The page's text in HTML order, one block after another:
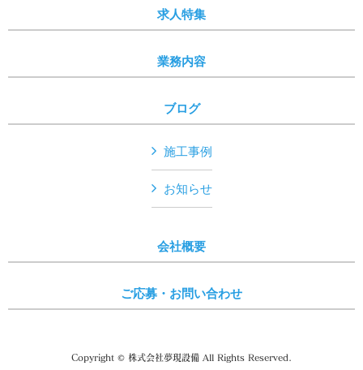
求人特集
業務内容
ブログ
施工事例
お知らせ
会社概要
ご応募・お問い合わせ
Copyright © 株式会社夢現設備 All Rights Reserved.